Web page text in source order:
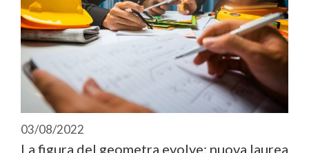
03/08/2022
La figura del geometra evolve: nuova laurea